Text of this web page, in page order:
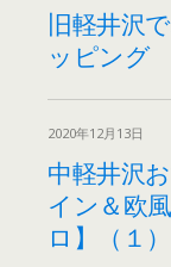
旧軽井沢
ッピング
2020年12月13日
中軽井沢
イン＆欧
ロ】（１）